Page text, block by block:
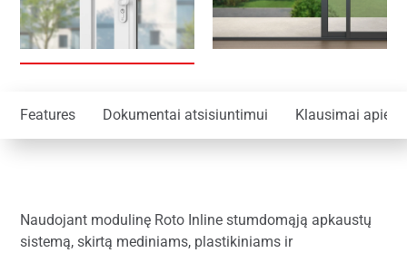
Features Dokumentai atsisiuntimui Klausimai apie
Naudojant modulinę Roto Inline stumdomąją apkaustų
sistemą, skirtą mediniams, plastikiniams ir